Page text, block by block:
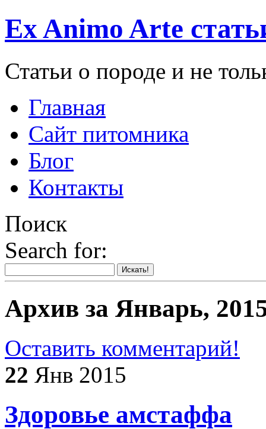
Ex Animo Arte
Статьи о породе и не
Главная
Сайт питомника
Блог
Контакты
Поиск
Search for:
Архив за Январь,
Оставить комментарий!
22 Янв 2015
Здоровье амстаффа